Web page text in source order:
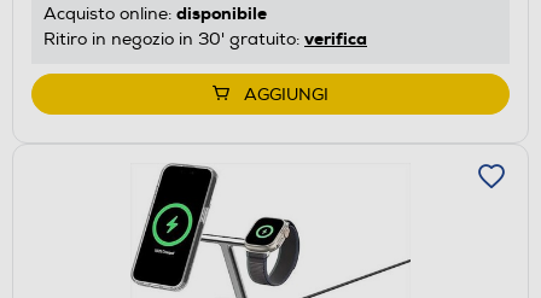
Acquisto online: disponibile
Ritiro in negozio in 30' gratuito: verifica
AGGIUNGI